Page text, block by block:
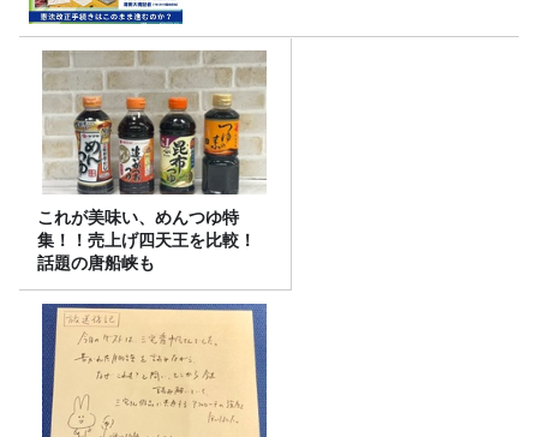
これが美味い、めんつゆ特
集！！売上げ四天王を比較！
話題の唐船峡も